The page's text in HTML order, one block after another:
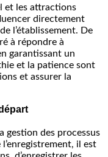
et les attractions
directement
l’établissement. De
à répondre à
garantissant un
et la patience sont
et assurer la
gestion des processus
il est